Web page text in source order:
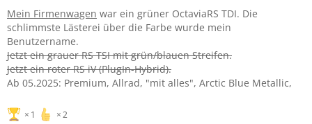
Mein Firmenwagen war ein grüner OctaviaRS TDI. Die
schlimmste Lästerei über die Farbe wurde mein
Benutzername.
Jetzt ein grauer RS TSI mit grün/blauen Streifen.
Jetzt ein roter RS iV (PlugIn-Hybrid).
Ab 05.2025: Premium, Allrad, "mit alles", Arctic Blue Metallic,
1 2